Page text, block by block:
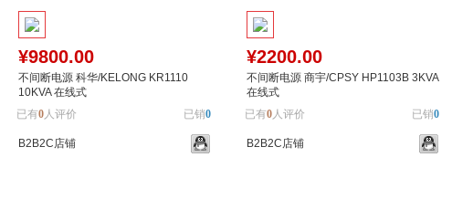
¥9800.00
不间断电源 科华/KELONG KR1110
10KVA 在线式
已有0人评价 已销0
B2B2C店铺
¥2200.00
不间断电源 商宇/CPSY HP1103B 3KVA
在线式
已有0人评价 已销0
B2B2C店铺